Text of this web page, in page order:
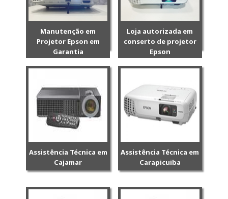
Manutenção em
Projetor Epson em
Garantia
Loja autorizada em
conserto de projetor
Epson
Assistência Técnica em
Cajamar
Assistência Técnica em
Carapicuiba